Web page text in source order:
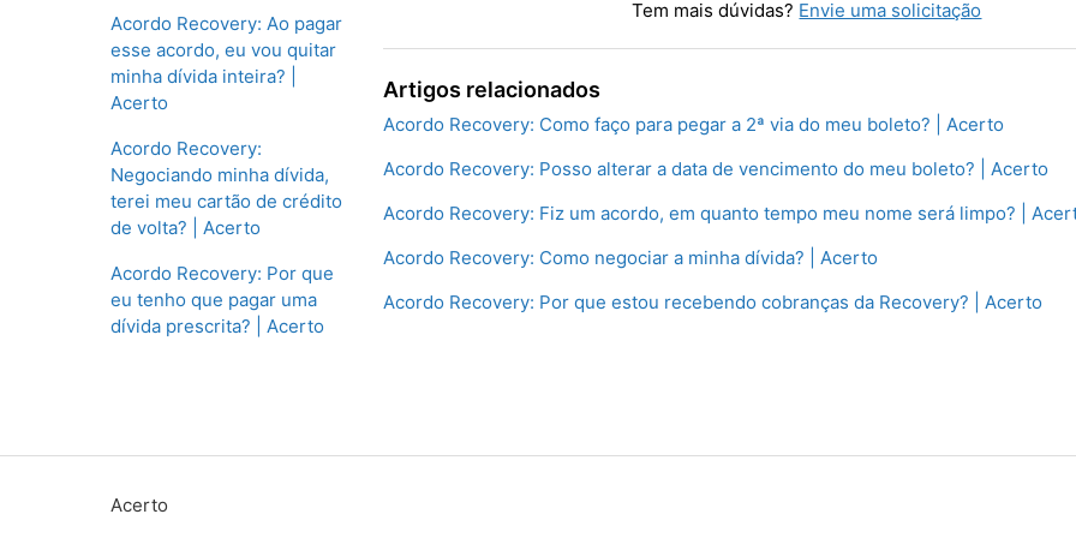
Acordo Recovery: Ao pagar
esse acordo, eu vou quitar
minha dívida inteira? |
Acerto
Acordo Recovery:
Negociando minha dívida,
terei meu cartão de crédito
de volta? | Acerto
Acordo Recovery: Por que
eu tenho que pagar uma
dívida prescrita? | Acerto
Tem mais dúvidas? Envie uma solicitação
Artigos relacionados
Acordo Recovery: Como faço para pegar a 2ª via do meu boleto? | Acerto
Acordo Recovery: Posso alterar a data de vencimento do meu boleto? | Acerto
Acordo Recovery: Fiz um acordo, em quanto tempo meu nome será limpo? |
Acordo Recovery: Como negociar a minha dívida? | Acerto
Acordo Recovery: Por que estou recebendo cobranças da Recovery? | Acerto
Acerto